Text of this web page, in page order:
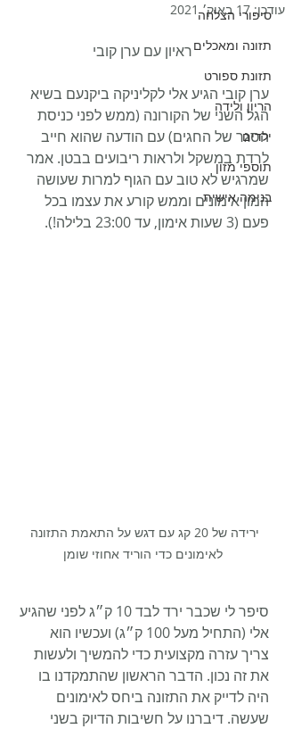
סיפורי הצלחה
תזונה ומאכלים
תזונת ספורט
הריון ולידה
ילדים
תוספי מזון
בנימה אישית
עודכן:17 באוק׳ 2021
ראיון עם ערן קובי
ערן קובי הגיע אלי לקליניקה ביקנעם בשיא
הגל השני של הקורונה (ממש לפני כניסת
הסגר של החגים) עם הודעה שהוא חייב
לרדת במשקל ולראות ריבועים בבטן. אמר
שמרגיש לא טוב עם הגוף למרות שעושה
המון אימונים וממש קורע את עצמו בכל
פעם (3 שעות אימון, עד 23:00 בלילה!).
ירידה של 20 קג עם דגש על התאמת התזונה
לאימונים כדי הוריד אחוזי שומן
סיפר לי שכבר ירד לבד 10 ק״ג לפני שהגיע
אלי (התחיל מעל 100 ק״ג) ועכשיו הוא
צריך עזרה מקצועית כדי להמשיך ולעשות
את זה נכון. הדבר הראשון שהתמקדנו בו
היה לדייק את התזונה ביחס לאימונים
שעשה. דיברנו על חשיבות הדיוק בשני